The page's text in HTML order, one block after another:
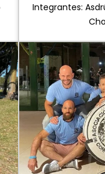
Integrantes: